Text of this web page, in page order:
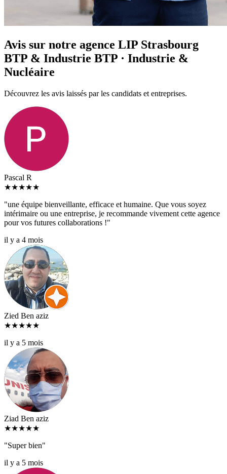
Avis sur notre agence LIP Strasbourg
BTP & Industrie BTP · Industrie &
Nucléaire
Découvrez les avis laissés par les candidats et entreprises.
Pascal R
★★★★★
"une équipe bienveillante, efficace et humaine. Que vous soyez
intérimaire ou une entreprise, je recommande vivement cette agence
pour vos futures collaborations !"
il y a 4 mois
Zied Ben aziz
★★★★★
il y a 5 mois
Ziad Ben aziz
★★★★★
"Super bien"
il y a 5 mois